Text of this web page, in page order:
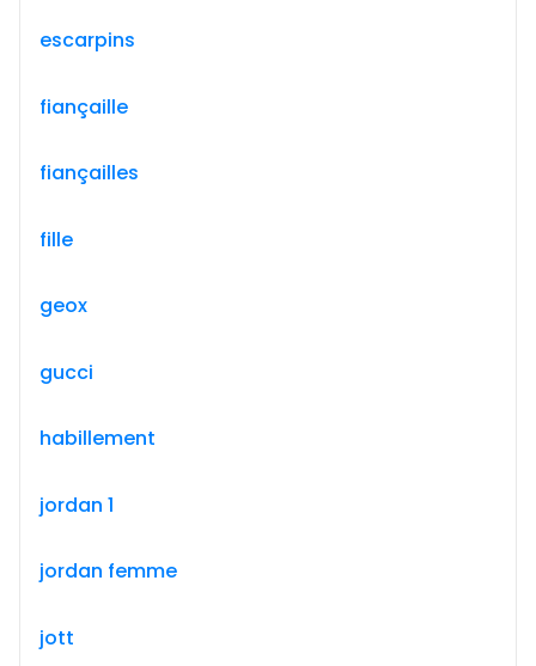
escarpins
fiançaille
fiançailles
fille
geox
gucci
habillement
jordan 1
jordan femme
jott